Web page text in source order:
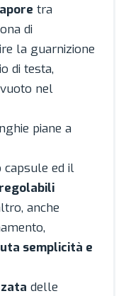
tra
di
la guarnizione
di testa,
nel
piane a
capsule ed il
regolabili
anche
semplicità e
delle